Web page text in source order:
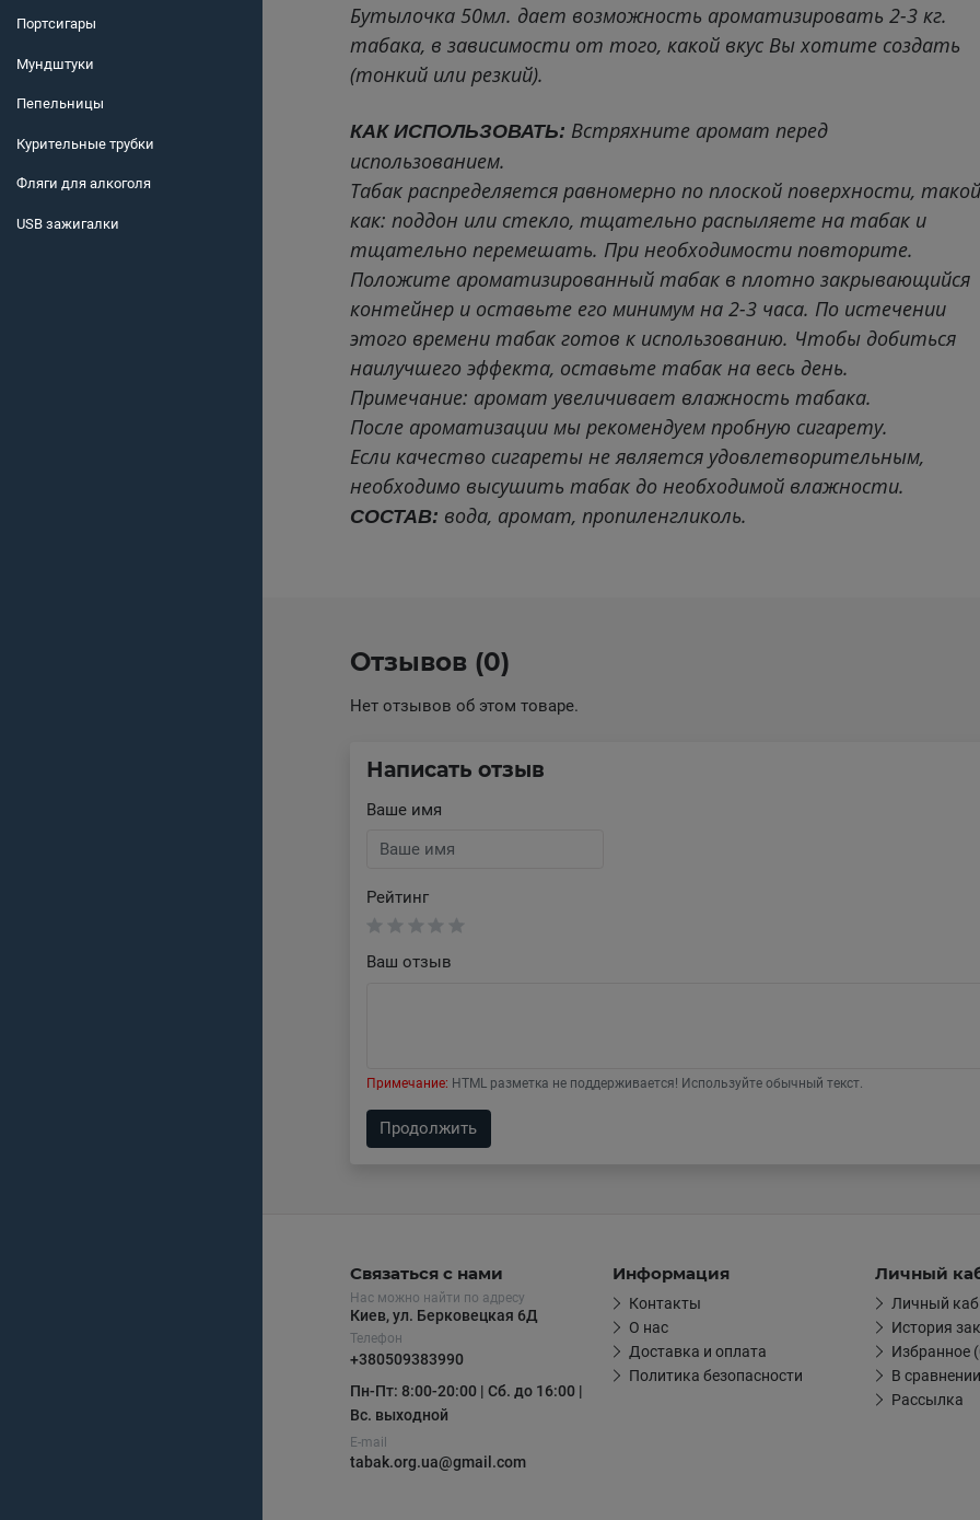
Портсигары
Мундштуки
Пепельницы
Курительные трубки
Фляги для алкоголя
USB зажигалки
Бутылочка 50мл. дает возможность ароматизировать 2-3 кг.
табака, в зависимости от того, какой вкус Вы хотите создать
(тонкий или резкий).
КАК ИСПОЛЬЗОВАТЬ: Встряхните аромат перед
использованием.
Табак распределяется равномерно по плоской поверхности, такой
как: поддон или стекло, тщательно распыляете на табак и
тщательно перемешать. При необходимости повторите.
Положите ароматизированный табак в плотно закрывающийся
контейнер и оставьте его минимум на 2-3 часа. По истечении
этого времени табак готов к использованию. Чтобы добиться
наилучшего эффекта, оставьте табак на весь день.
Примечание: аромат увеличивает влажность табака.
После ароматизации мы рекомендуем пробную сигарету.
Если качество сигареты не является удовлетворительным,
необходимо высушить табак до необходимой влажности.
СОСТАВ: вода, аромат, пропиленгликоль.
Отзывов (0)
Нет отзывов об этом товаре.
Написать отзыв
Ваше имя
Рейтинг
Ваш отзыв
Примечание: HTML разметка не поддерживается! Используйте обычный текст.
Продолжить
Связаться с нами
Нас можно найти по адресу
Киев, ул. Берковецкая 6Д
Телефон
+380509383990
Пн-Пт: 8:00-20:00 | Сб. до 16:00 |
Вс. выходной
E-mail
tabak.org.ua@gmail.com
Информация
Контакты
О нас
Доставка и оплата
Политика безопасности
Личный
Личный
История
Избранное
В
Рассылка